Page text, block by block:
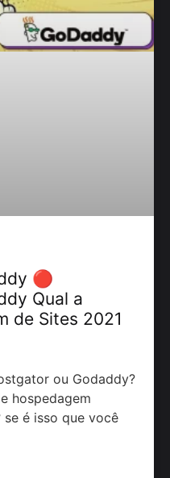
🔴
Qual a
de Sites 2021
ou Godaddy?
hospedagem
é isso que você